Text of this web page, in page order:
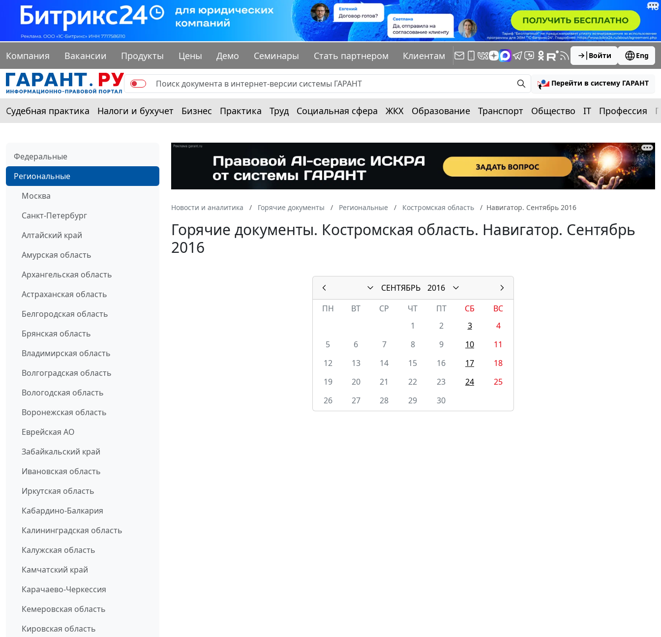
Компания Вакансии Продукты Цены Демо Семинары Стать партнером Клиентам Войти Eng
Перейти в систему ГАРАНТ
Судебная практика Налоги и бухучет Бизнес Практика Труд Социальная сфера ЖКХ Образование Транспорт Общество IT Профессия
Федеральные
Региональные
Москва
Санкт-Петербург
Алтайский край
Амурская область
Архангельская область
Астраханская область
Белгородская область
Брянская область
Владимирская область
Волгоградская область
Вологодская область
Воронежская область
Еврейская АО
Забайкальский край
Ивановская область
Иркутская область
Кабардино-Балкария
Калининградская область
Калужская область
Камчатский край
Карачаево-Черкессия
Кемеровская область
Кировская область
Новости и аналитика Горячие документы Региональные Костромская область Навигатор. Сентябрь 2016
Горячие документы. Костромская область. Навигатор. Сентябрь
2016
СЕНТЯБРЬ
2016
ПН
ВТ СР ЧТ ПТ СБ
ВС
1
2 3
4
5
6 7 8 9 10
11
12
13 14 15 16 17
18
19
20 21 22 23 24
25
26
27 28 29 30